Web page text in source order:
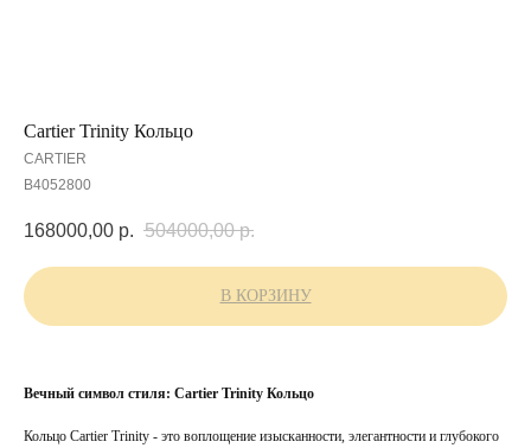
Cartier Trinity Кольцо
CARTIER
B4052800
168000,00 р. 504000,00 р.
В КОРЗИНУ
Вечный символ стиля: Cartier Trinity Кольцо
Кольцо Cartier Trinity - это воплощение изысканности, элегантности и глубокого